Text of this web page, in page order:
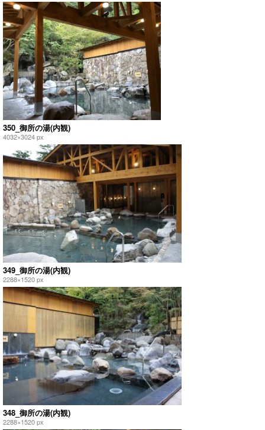
350_御所の湯(内観)
4032×3024 px
349_御所の湯(内観)
2288×1520 px
348_御所の湯(内観)
2288×1520 px